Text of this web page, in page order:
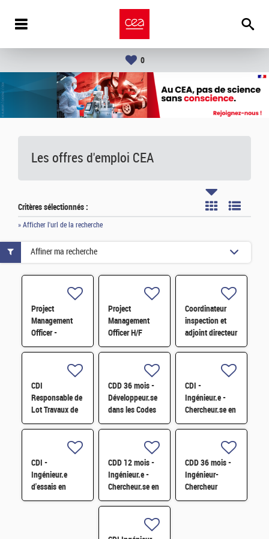
0
Les offres d'emploi CEA
Critères sélectionnés :
» Afficher l'url de la recherche
Project
Management
Officer -
Référent Cost
Project
Management
Officer H/F
Coordinateur
inspection et
adjoint directeur
qualité/inspection
CDI
Responsable de
Lot Travaux de
Démantèlement
CDD 36 mois -
Développeur.se
dans les Codes
de Traitement
Nucléaires et
Monte-Carlo H/F
CDI -
Ingénieur.e -
Chercheur.se en
caractérisation
atomique
tomographique
H/F
CDI -
Ingénieur.e
d'essais en
mécanique
CDD 12 mois -
Ingénieur.e -
Chercheur.se en
Matériaux et
CDD 36 mois -
Ingénieur-
Chercheur
matériaux -
Affiner ma recherche